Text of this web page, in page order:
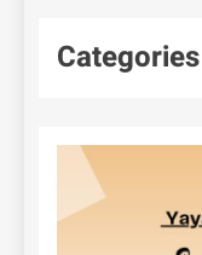
Categories